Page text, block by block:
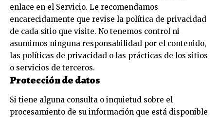
enlace en el Servicio. Le recomendamos
encarecidamente que revise la política de privacidad
de cada sitio que visite. No tenemos control ni
asumimos ninguna responsabilidad por el contenido,
las políticas de privacidad o las prácticas de los sitios
o servicios de terceros.
Protección de datos
Si tiene alguna consulta o inquietud sobre el
procesamiento de su información que está disponible